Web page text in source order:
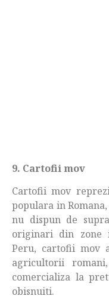
9. Cartofii mov
Cartofii mov
populara in
nu dispun de
originari din zone
Peru, cartofii mov
agricultorii
comercializa la
obisnuiti.